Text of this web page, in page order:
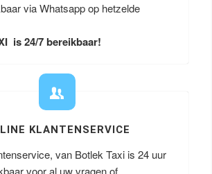
via Whatsapp op hetzelde
is 24/7 bereikbaar!
KLANTENSERVICE
van Botlek Taxi is 24 uur
voor al uw vragen of